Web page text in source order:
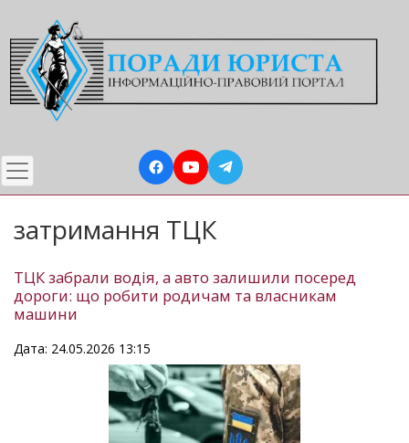
до
основного
вмісту
затримання ТЦК
ТЦК забрали водія, а авто залишили посеред
дороги: що робити родичам та власникам
машини
Дата: 24.05.2026 13:15